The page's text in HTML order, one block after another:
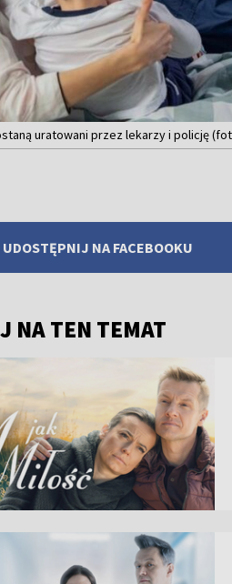
uratowani przez lekarzy i policję
UDOSTĘPNIJ NA FACEBOOKU
NA TEN TEMAT